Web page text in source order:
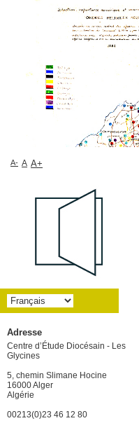
A- A A+
Adresse
Centre d’Étude Diocésain - Les
Glycines
5, chemin Slimane Hocine
16000 Alger
Algérie
00213(0)23 46 12 80